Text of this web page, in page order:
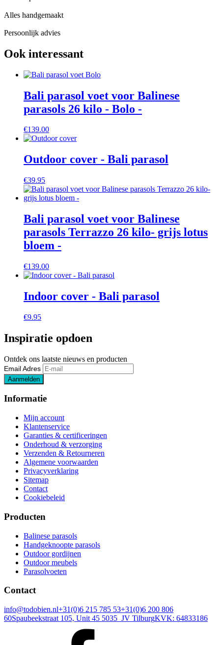
Alles handgemaakt
Persoonlijk advies
Ook interessant
Bali parasol voet voor Balinese
parasols 26 kilo - Bolo -
€139.00
Outdoor cover - Bali parasol
€39.95
Bali parasol voet voor Balinese
parasols Terrazzo 26 kilo- grijs lotus
bloem -
€139.00
Indoor cover - Bali parasol
€9.95
Inspiratie opdoen
Ontdek ons laatste nieuws en producten
Email Adres
Informatie
Mijn account
Klantenservice
Garanties & certificeringen
Onderhoud & verzorging
Verzenden & Retourneren
Algemene voorwaarden
Privacyverklaring
Sitemap
Contact
Cookiebeleid
Producten
Balinese parasols
Handgeknoopte parasols
Outdoor gordijnen
Outdoor meubels
Parasolvoeten
Contact
info@todobien.nl+31(0)6 215 785 53+31(0)6 200 806
60Spaubeekstraat 105, Unit 45 5035 JV TilburgKVK: 64833186